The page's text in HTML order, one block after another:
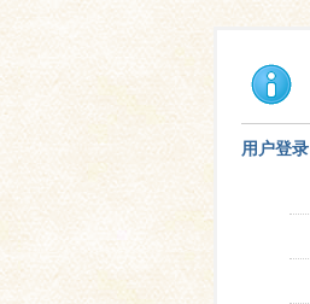
用户登录